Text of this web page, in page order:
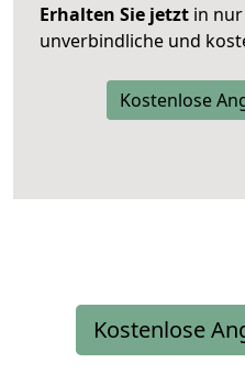
Erhalten Sie jetzt in
unverbindliche und
Kostenlose
Kostenlose